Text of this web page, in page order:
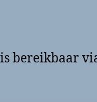
bereikbaar